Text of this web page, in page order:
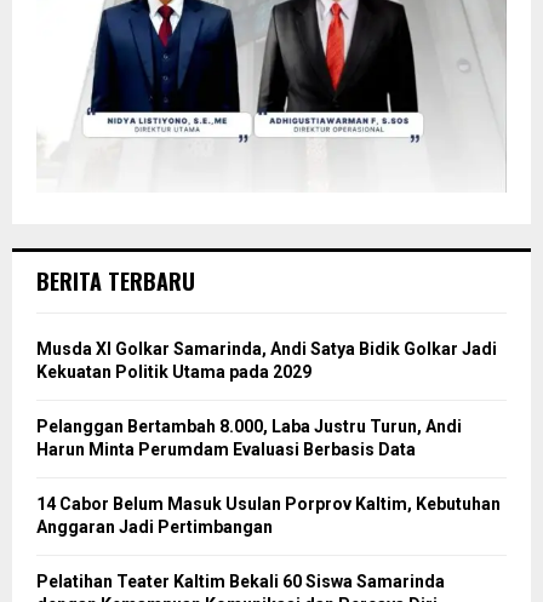
BERITA TERBARU
Musda XI Golkar Samarinda, Andi Satya Bidik Golkar Jadi
Kekuatan Politik Utama pada 2029
Pelanggan Bertambah 8.000, Laba Justru Turun, Andi
Harun Minta Perumdam Evaluasi Berbasis Data
14 Cabor Belum Masuk Usulan Porprov Kaltim, Kebutuhan
Anggaran Jadi Pertimbangan
Pelatihan Teater Kaltim Bekali 60 Siswa Samarinda